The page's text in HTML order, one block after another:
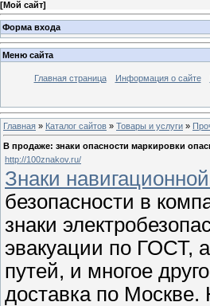
[Мой сайт]
Форма входа
Меню сайта
Главная страница Информация о сайте
Главная » Каталог сайтов » Товары и услуги »
В продаже: знаки опасности маркировки
http://100znakov.ru/
Знаки
безопасности в
знаки
эвакуации по ГОСТ,
путей, и многое
доставка по